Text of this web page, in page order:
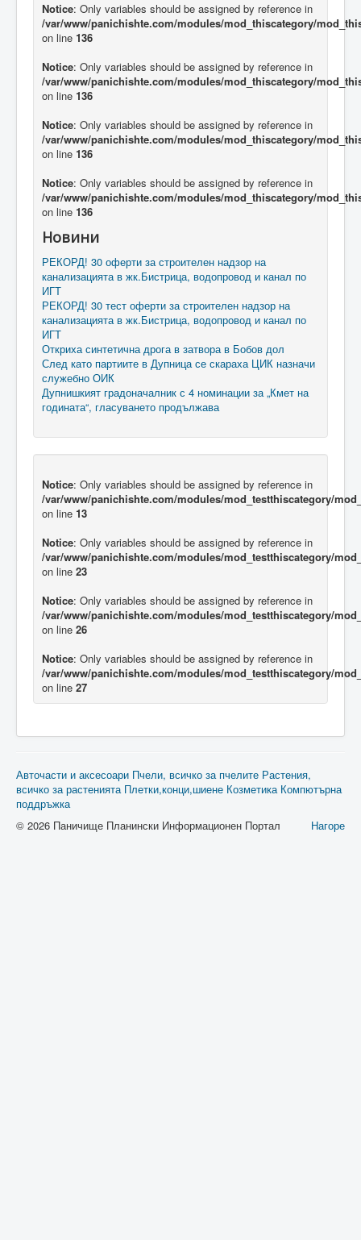
Notice: Only variables should be assigned by reference in
/var/www/panichishte.com/modules/mod_thiscategory/
on line 136
Notice: Only variables should be assigned by reference in
/var/www/panichishte.com/modules/mod_thiscategory/
on line 136
Notice: Only variables should be assigned by reference in
/var/www/panichishte.com/modules/mod_thiscategory/
on line 136
Notice: Only variables should be assigned by reference in
/var/www/panichishte.com/modules/mod_thiscategory/
on line 136
Новини
РЕКОРД! 30 оферти за строителен надзор на
канализацията в жк.Бистрица, водопровод и канал по
ИГТ
РЕКОРД! 30 тест оферти за строителен надзор на
канализацията в жк.Бистрица, водопровод и канал по
ИГТ
Откриха синтетична дрога в затвора в Бобов дол
След като партиите в Дупница се скараха ЦИК назначи
служебно ОИК
Дупнишкият градоначалник с 4 номинации за „Кмет на
годината“, гласуването продължава
Notice: Only variables should be assigned by reference in
/var/www/panichishte.com/modules/mod_testthiscategory/
on line 13
Notice: Only variables should be assigned by reference in
/var/www/panichishte.com/modules/mod_testthiscategory/
on line 23
Notice: Only variables should be assigned by reference in
/var/www/panichishte.com/modules/mod_testthiscategory/
on line 26
Notice: Only variables should be assigned by reference in
/var/www/panichishte.com/modules/mod_testthiscategory/
on line 27
Авточасти и аксесоари Пчели, всичко за пчелите Растения,
всичко за растенията Плетки,конци,шиене Козметика Компютърна
поддръжка
Нагоре
© 2026 Паничище Планински Информационен Портал